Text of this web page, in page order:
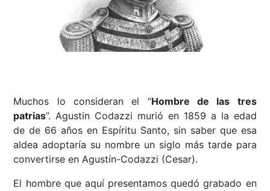
Muchos lo consideran el “Hombre de las tres
patrias”. Agustin Codazzi murió en 1859 a la edad
de de 66 años en Espíritu Santo, sin saber que esa
aldea adoptaría su nombre un siglo más tarde para
convertirse en Agustín-Codazzi (Cesar).
El hombre que aquí presentamos quedó grabado en